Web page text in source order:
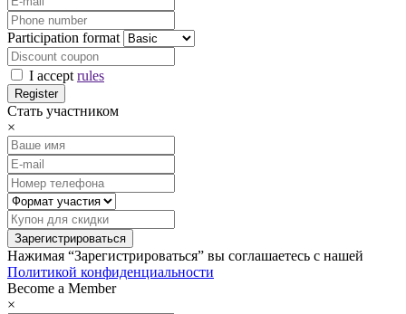
Participation format
I accept rules
Стать участником
×
Нажимая “Зарегистрироваться” вы соглашаетесь с нашей
Политикой конфиденциальности
Become a Member
×